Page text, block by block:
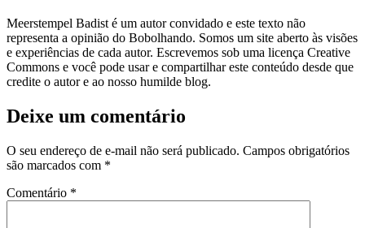
Meerstempel Badist é um autor convidado e este texto não
representa a opinião do Bobolhando. Somos um site aberto às visões
e experiências de cada autor. Escrevemos sob uma licença Creative
Commons e você pode usar e compartilhar este conteúdo desde que
credite o autor e ao nosso humilde blog.
Deixe um comentário
O seu endereço de e-mail não será publicado. Campos obrigatórios
são marcados com *
Comentário *